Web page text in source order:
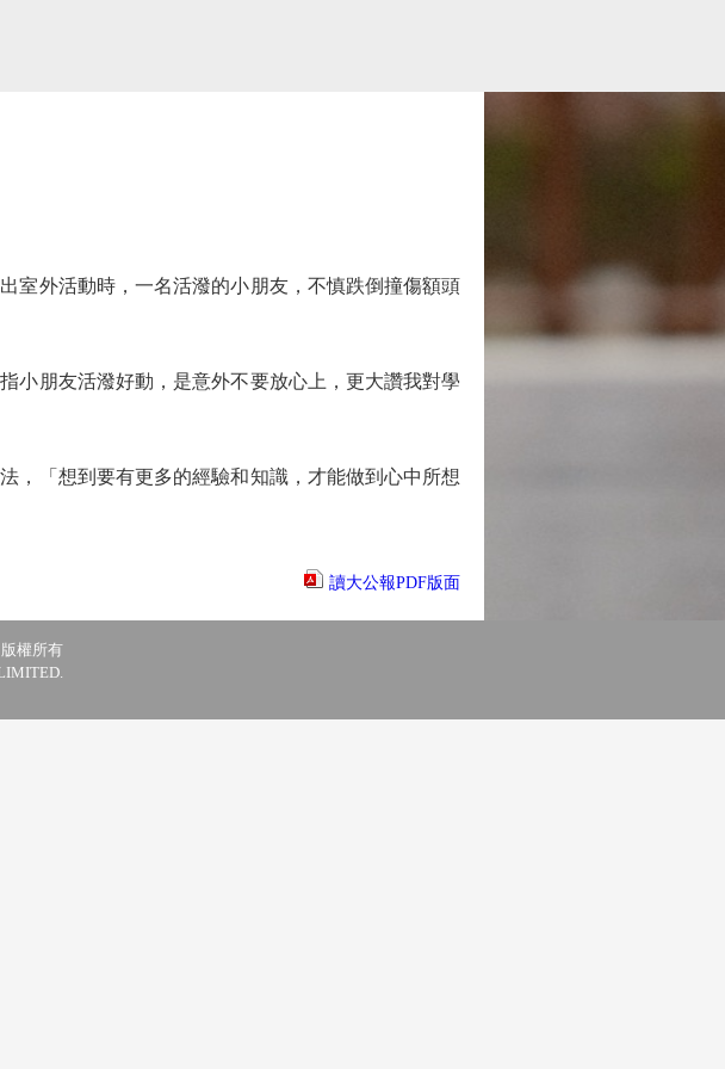
外活動時，一名活潑的小朋友，不慎跌倒撞傷額頭
朋友活潑好動，是意外不要放心上，更大讚我對學
「想到要有更多的經驗和知識，才能做到心中所想
讀大公報PDF版面
權所有